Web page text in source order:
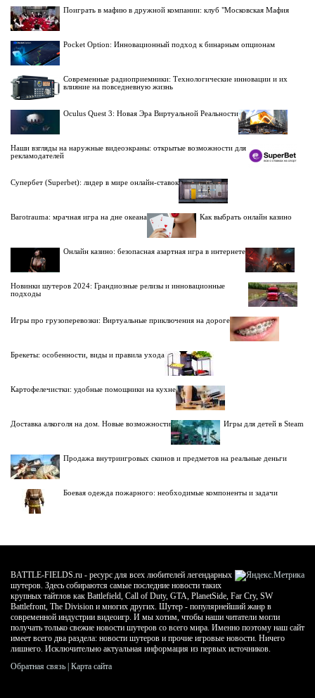
Поиграть в мафию в дружной компании: клуб "Московская Мафия
Pocket Option: Инновационный подход к бинарным опционам
Современные радиоприемники: Технологические инновации и их
влияние на повседневную жизнь
Oculus Quest 3: Новая Эра Виртуальной Реальности
Наши взгляды на наружные видеоэкраны: открытые возможности для
рекламодателей
Супербет (Superbet): лидер в мире онлайн-ставок
Barotrauma: мрачная игра на дне океана Как выбрать онлайн казино
Онлайн казино: безопасная азартная игра в интернете
Новинки шутеров 2024: Грандиозные релизы и инновационные
подходы
Игры про грузоперевозки: Виртуальные приключения на дороге
Брекеты: особенности, виды и правила ухода
Картофелечистки: удобные помощники на кухне
Доставка алкоголя на дом. Новые возможности Игры для детей в Steam
Продажа внутриигровых скинов и предметов на реальные деньги
Боевая одежда пожарного: необходимые компоненты и задачи
BATTLE-FIELDS.ru - ресурс для всех любителей легендарных
шутеров. Здесь собираются самые последние новости таких
крупных тайтлов как Battlefield, Call of Duty, GTA, PlanetSide, Far Cry, SW
Battlefront, The Division и многих других. Шутер - популярнейший жанр в
современной индустрии видеоигр. И мы хотим, чтобы наши читатели могли
получать только свежие новости шутеров со всего мира. Именно поэтому наш сайт
имеет всего два раздела: новости шутеров и прочие игровые новости. Ничего
лишнего. Исключительно актуальная информация из первых источников.
Обратная связь Карта сайта